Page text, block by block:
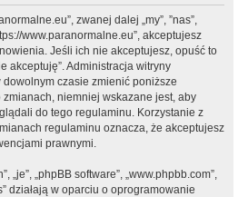
zwanej dalej „my”, ”nas”,
www.paranormalne.eu”, akceptujesz
Jeśli ich nie akceptujesz, opuść to
akceptuję”. Administracja witryny
dowolnym czasie zmienić poniższe
niemniej wskazane jest, aby
do tego regulaminu. Korzystanie z
regulaminu oznacza, że akceptujesz
prawnymi.
„je”, „phpBB software”, „www.phpbb.com”,
działają w oparciu o oprogramowanie